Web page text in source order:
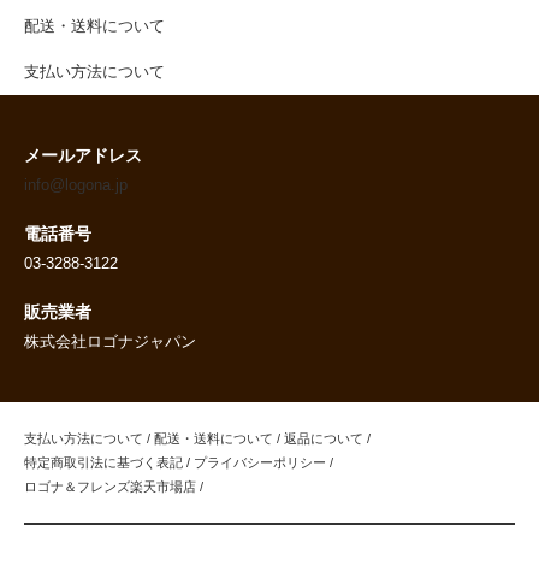
配送・送料について
支払い方法について
メールアドレス
info@logona.jp
電話番号
03-3288-3122
販売業者
株式会社ロゴナジャパン
支払い方法について / 配送・送料について / 返品について /
特定商取引法に基づく表記 / プライバシーポリシー /
ロゴナ＆フレンズ楽天市場店 /